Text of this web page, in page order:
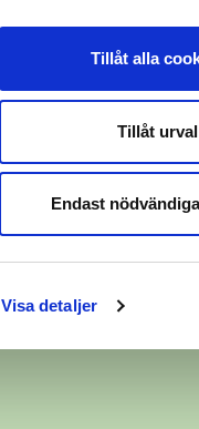
Visa detaljer
Tillåt alla
Tillåt urval
Endast
BÖRJA HOS OSS